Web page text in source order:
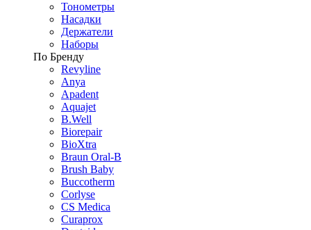
Тонометры
Насадки
Держатели
Наборы
По Бренду
Revyline
Anya
Apadent
Aquajet
B.Well
Biorepair
BioXtra
Braun Oral-B
Brush Baby
Buccotherm
Corlyse
CS Medica
Curaprox